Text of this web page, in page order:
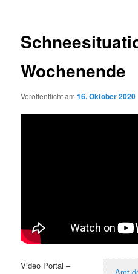
Wochenende
Veröffentlicht am16. Oktober 2020
Amt
Video Portal –